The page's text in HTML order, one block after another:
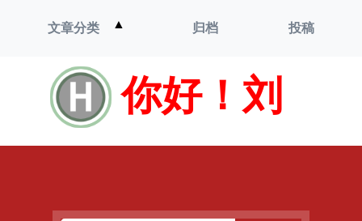
你好！刘
文章分类 ▲
单
归档 投稿